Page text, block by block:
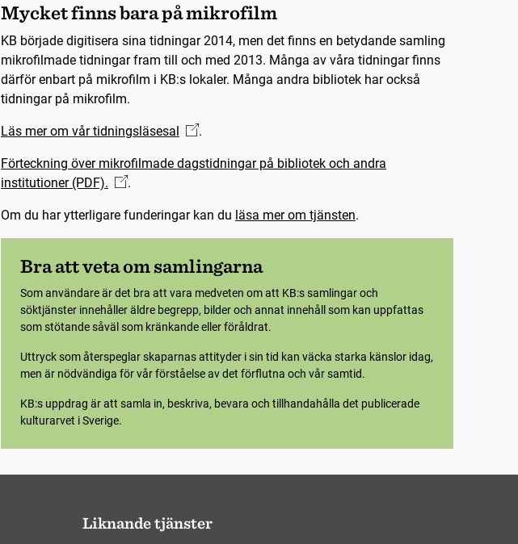
Mycket finns bara på mikrofilm
KB började digitisera sina tidningar 2014, men det finns en betydande samling
mikrofilmade tidningar fram till och med 2013. Många av våra tidningar finns
därför enbart på mikrofilm i KB:s lokaler. Många andra bibliotek har också
tidningar på mikrofilm.
Läs mer om vår tidningsläsesal .
Förteckning över mikrofilmade dagstidningar på bibliotek och andra
institutioner (PDF).
.
Om du har ytterligare funderingar kan du läsa mer om tjänsten.
Bra att veta om samlingarna
Som användare är det bra att vara medveten om att KB:s samlingar och
söktjänster innehåller äldre begrepp, bilder och annat innehåll som kan uppfattas
som stötande såväl som kränkande eller föråldrat.
Uttryck som återspeglar skaparnas attityder i sin tid kan väcka starka känslor idag,
men är nödvändiga för vår förståelse av det förflutna och vår samtid.
KB:s uppdrag är att samla in, beskriva, bevara och tillhandahålla det publicerade
kulturarvet i Sverige.
Liknande tjänster